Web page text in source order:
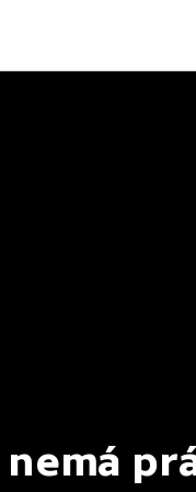
nemá